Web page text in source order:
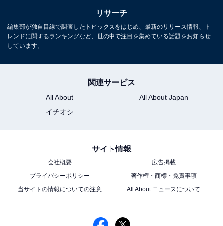
リサーチ
編集部が独自目線で調査したトピックスをはじめ、最新のリリース情報、ト
レンドに関するランキングなど、世の中で注目を集めている話題をお知らせ
しています。
関連サービス
All About
All About Japan
イチオシ
サイト情報
会社概要
広告掲載
プライバシーポリシー
著作権・商標・免責事項
当サイトの情報についての注意
All About ニュースについて